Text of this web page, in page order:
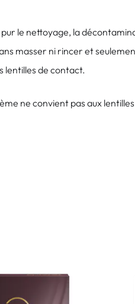
le nettoyage, la
masser ni rincer et
lentilles de contact.
ne convient pas aux